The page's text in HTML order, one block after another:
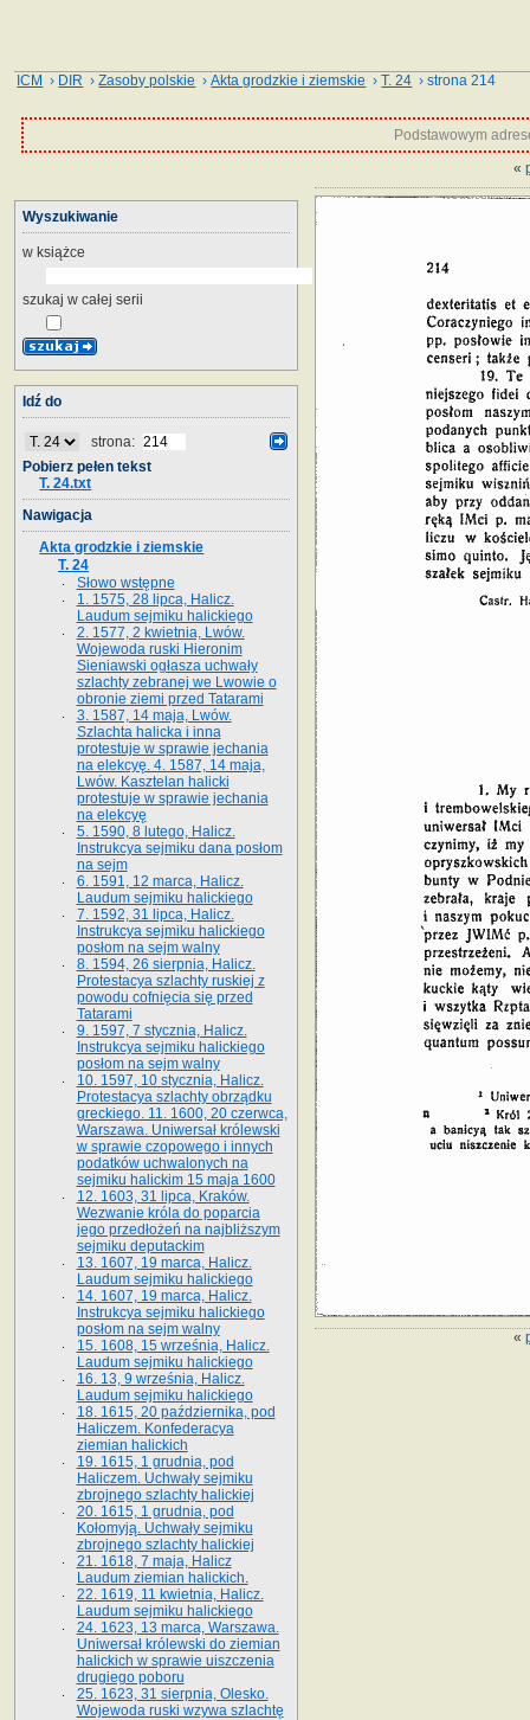
ICM › DIR ›Zasoby polskie ›Akta grodzkie i ziemskie ›T. 24 › strona 214
Podstawowym
«
«
Wyszukiwanie
w książce
szukaj w całej serii
Idź do
strona:
Pobierz pełen tekst
T. 24.txt
Nawigacja
Akta grodzkie i ziemskie
T. 24
Słowo wstępne
1. 1575, 28 lipca, Halicz.
Laudum sejmiku halickiego
2. 1577, 2 kwietnia, Lwów.
Wojewoda ruski Hieronim
Sieniawski ogłasza uchwały
szlachty zebranej we Lwowie o
obronie ziemi przed Tatarami
3. 1587, 14 maja, Lwów.
Szlachta halicka i inna
protestuje w sprawie jechania
na elekcyę. 4. 1587, 14 maja,
Lwów. Kasztelan halicki
protestuje w sprawie jechania
na elekcyę
5. 1590, 8 lutego, Halicz.
Instrukcya sejmiku dana posłom
na sejm
6. 1591, 12 marca, Halicz.
Laudum sejmiku halickiego
7. 1592, 31 lipca, Halicz.
Instrukcya sejmiku halickiego
posłom na sejm walny
8. 1594, 26 sierpnia, Halicz.
Protestacya szlachty ruskiej z
powodu cofnięcia się przed
Tatarami
9. 1597, 7 stycznia, Halicz.
Instrukcya sejmiku halickiego
posłom na sejm walny
10. 1597, 10 stycznia, Halicz.
Protestacya szlachty obrządku
greckiego. 11. 1600, 20 czerwca,
Warszawa. Uniwersał królewski
w sprawie czopowego i innych
podatków uchwalonych na
sejmiku halickim 15 maja 1600
12. 1603, 31 lipca, Kraków.
Wezwanie króla do poparcia
jego przedłożeń na najbliższym
sejmiku deputackim
13. 1607, 19 marca, Halicz.
Laudum sejmiku halickiego
14. 1607, 19 marca, Halicz.
Instrukcya sejmiku halickiego
posłom na sejm walny
15. 1608, 15 września, Halicz.
Laudum sejmiku halickiego
16. 13, 9 września, Halicz.
Laudum sejmiku halickiego
18. 1615, 20 października, pod
Haliczem. Konfederacya
ziemian halickich
19. 1615, 1 grudnia, pod
Haliczem. Uchwały sejmiku
zbrojnego szlachty halickiej
20. 1615, 1 grudnia, pod
Kołomyją. Uchwały sejmiku
zbrojnego szlachty halickiej
21. 1618, 7 maja, Halicz
Laudum ziemian halickich.
22. 1619, 11 kwietnia, Halicz.
Laudum sejmiku halickiego
24. 1623, 13 marca, Warszawa.
Uniwersał królewski do ziemian
halickich w sprawie uiszczenia
drugiego poboru
25. 1623, 31 sierpnia, Olesko.
Wojewoda ruski wzywa szlachtę